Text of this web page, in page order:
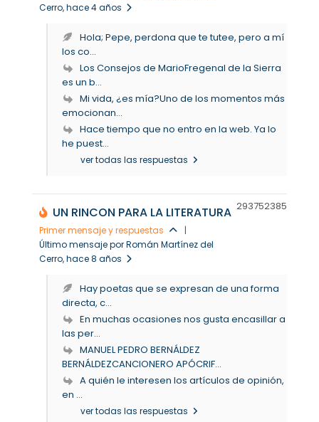
Cerro, hace 4 años
Hola; Pepe, perdona que te tutee, pero a mí
los co...
Los Consejos de MarioFregenal de la Sierra
es un b...
Mi vida, ¿es mía?Uno de los momentos más
emocionan...
Hace tiempo que no entro en la web. Ya lo
he puest...
ver todas las respuestas
UN RINCON PARA LA LITERATURA
Primer mensaje y respuestas
|
Último mensaje por Román Martínez del
Cerro, hace 8 años
293752385
Hay poetas que se expresan de una forma
directa, c...
En muchas ocasiones nos gusta encasillar a
las per...
MANUEL PEDRO BERNÁLDEZ
BERNÁLDEZCANCIONERO APÓCRIF...
A quién le interesen los artículos de opinión,
en ...
ver todas las respuestas